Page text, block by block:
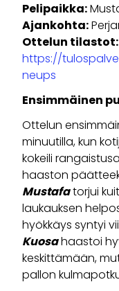
Pelipaikka:
Ajankohta:
Ottelun tilastot:
https://
neups
Ensimmäinen
Ottelun
minuutilla, kun
kokeili
haaston
Mustafatorjui
laukauksen
hyökkäys syntyi
Kuosahaastoi
keskittämään,
pallon